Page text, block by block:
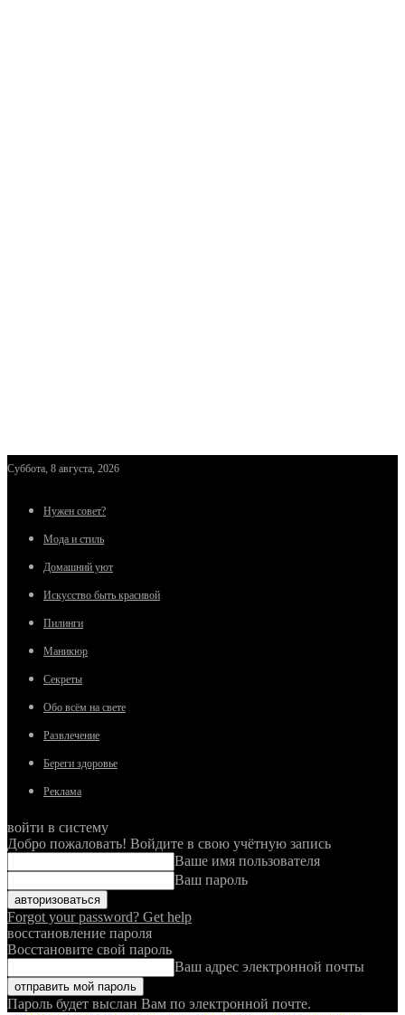
Суббота, 8 августа, 2026
Нужен совет?
Мода и стиль
Домашний уют
Искусство быть красивой
Пилинги
Маникюр
Секреты
Обо всём на свете
Развлечение
Береги здоровье
Реклама
войти в систему
Добро пожаловать! Войдите в свою учётную запись
Ваше имя пользователя
Ваш пароль
Forgot your password? Get help
восстановление пароля
Восстановите свой пароль
Ваш адрес электронной почты
Пароль будет выслан Вам по электронной почте.